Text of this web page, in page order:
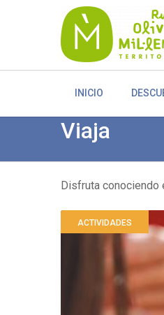
INICIO
Viaja
enlaces
Disfruta conociendo
ACTIVIDADES